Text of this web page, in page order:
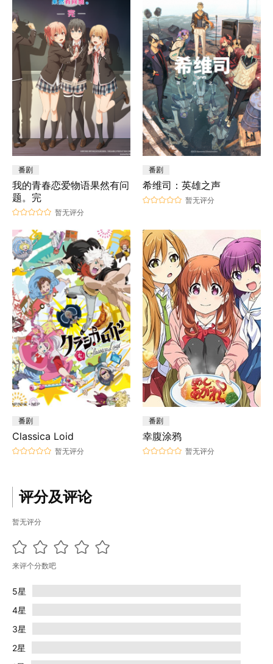
番剧
我的青春恋爱物语果然有问
题。完
暂无评分
番剧
希维司：英雄之声
暂无评分
番剧
Classica Loid
暂无评分
番剧
幸腹涂鸦
暂无评分
评分及评论
暂无评分
来评个分数吧
5星
4星
3星
2星